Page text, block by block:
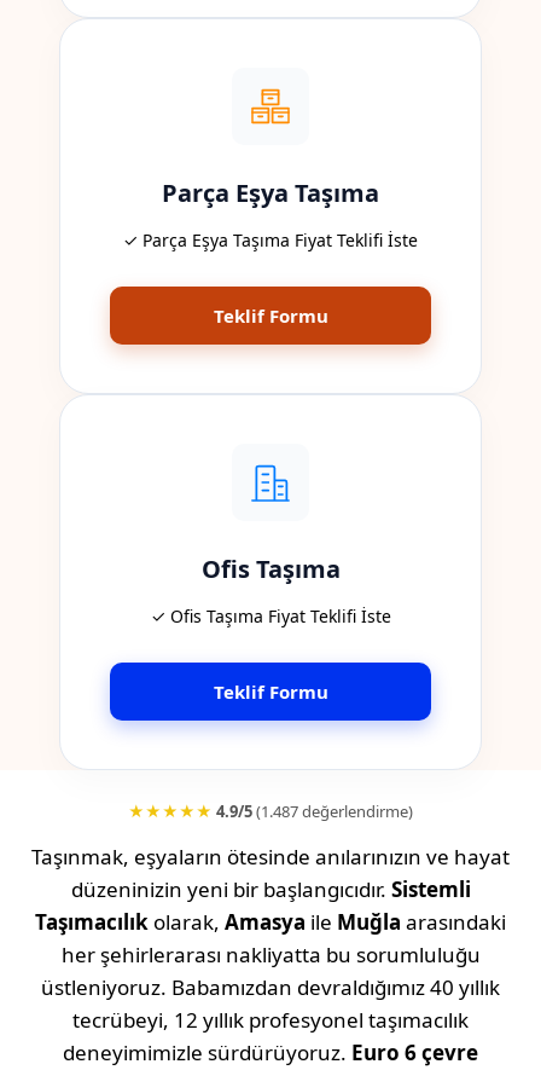
Parça Eşya Taşıma
✓ Parça Eşya Taşıma Fiyat Teklifi İste
Teklif Formu
Ofis Taşıma
✓ Ofis Taşıma Fiyat Teklifi İste
Teklif Formu
★★★★★ 4.9/5(1.487 değerlendirme)
Taşınmak, eşyaların ötesinde anılarınızın ve hayat
düzeninizin yeni bir başlangıcıdır. Sistemli
Taşımacılık olarak, Amasya ile Muğla arasındaki
her şehirlerarası nakliyatta bu sorumluluğu
üstleniyoruz. Babamızdan devraldığımız 40 yıllık
tecrübeyi, 12 yıllık profesyonel taşımacılık
deneyimimizle sürdürüyoruz. Euro 6 çevre